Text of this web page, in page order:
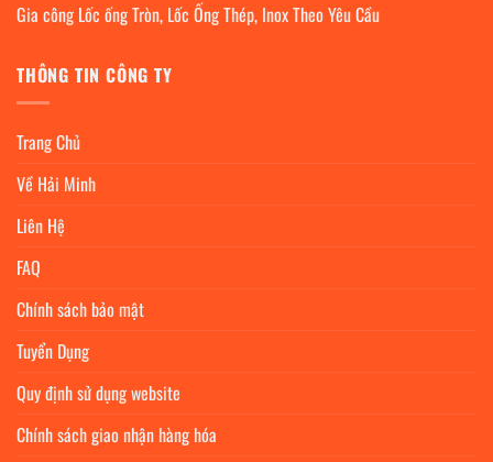
Gia công Lốc ống Tròn, Lốc Ống Thép, Inox Theo Yêu Cầu
THÔNG TIN CÔNG TY
Trang Chủ
Về Hải Minh
Liên Hệ
FAQ
Chính sách bảo mật
Tuyển Dụng
Quy định sử dụng website
Chính sách giao nhận hàng hóa